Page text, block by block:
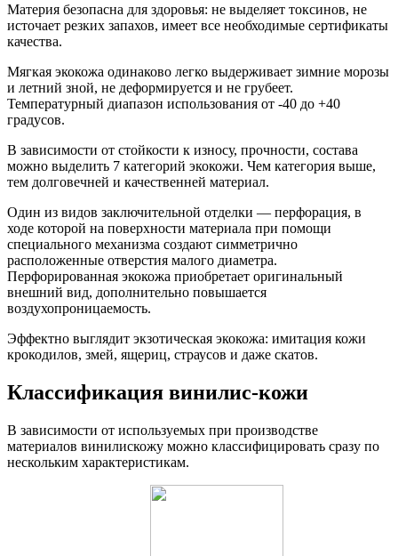
Материя безопасна для здоровья: не выделяет токсинов, не
источает резких запахов, имеет все необходимые сертификаты
качества.
Мягкая экокожа одинаково легко выдерживает зимние морозы
и летний зной, не деформируется и не грубеет.
Температурный диапазон использования от -40 до +40
градусов.
В зависимости от стойкости к износу, прочности, состава
можно выделить 7 категорий экокожи. Чем категория выше,
тем долговечней и качественней материал.
Один из видов заключительной отделки — перфорация, в
ходе которой на поверхности материала при помощи
специального механизма создают симметрично
расположенные отверстия малого диаметра.
Перфорированная экокожа приобретает оригинальный
внешний вид, дополнительно повышается
воздухопроницаемость.
Эффектно выглядит экзотическая экокожа: имитация кожи
крокодилов, змей, ящериц, страусов и даже скатов.
Классификация винилис-кожи
В зависимости от используемых при производстве
материалов винилискожу можно классифицировать сразу по
нескольким характеристикам.